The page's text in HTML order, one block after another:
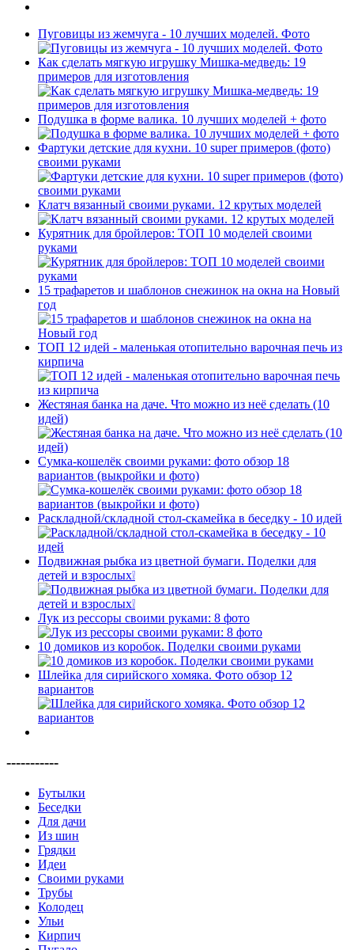
Пуговицы из жемчуга - 10 лучших моделей. Фото
Как сделать мягкую игрушку Мишка-медведь: 19
примеров для изготовления
Подушка в форме валика. 10 лучших моделей + фото
Фартуки детские для кухни. 10 super примеров (фото)
своими руками
Клатч вязанный своими руками. 12 крутых моделей
Курятник для бройлеров: ТОП 10 моделей своими
руками
15 трафаретов и шаблонов снежинок на окна на Новый
год
ТОП 12 идей - маленькая отопительно варочная печь из
кирпича
Жестяная банка на даче. Что можно из неё сделать (10
идей)
Сумка-кошелёк своими руками: фото обзор 18
вариантов (выкройки и фото)
Раскладной/складной стол-скамейка в беседку - 10 идей
Подвижная рыбка из цветной бумаги. Поделки для
детей и взрослых❕
Лук из рессоры своими руками: 8 фото
10 домиков из коробок. Поделки своими руками
Шлейка для сирийского хомяка. Фото обзор 12
вариантов
-----------
Бутылки
Беседки
Для дачи
Из шин
Грядки
Идеи
Своими руками
Трубы
Колодец
Ульи
Кирпич